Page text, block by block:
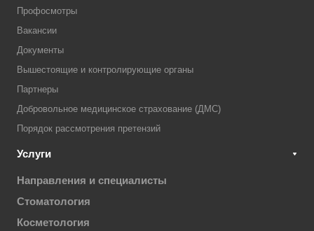
Профосмотры
Вакансии
Документы
Вышестоящие и контролирующие органы
Партнеры
Добровольное медицинское страхование (ДМС)
Порядок рассмотрения претензий
Услуги
Направления и специалисты
Стоматология
Косметология